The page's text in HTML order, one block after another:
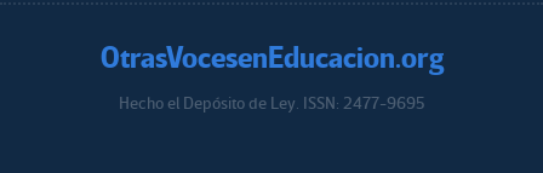
OtrasVocesenEducacion.org
Hecho el Depósito de Ley. ISSN: 2477-9695